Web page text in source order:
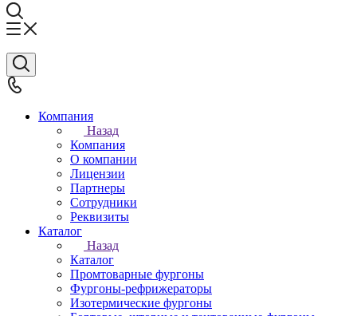
Компания
Назад
Компания
О компании
Лицензии
Партнеры
Сотрудники
Реквизиты
Каталог
Назад
Каталог
Промтоварные фургоны
Фургоны-рефрижераторы
Изотермические фургоны